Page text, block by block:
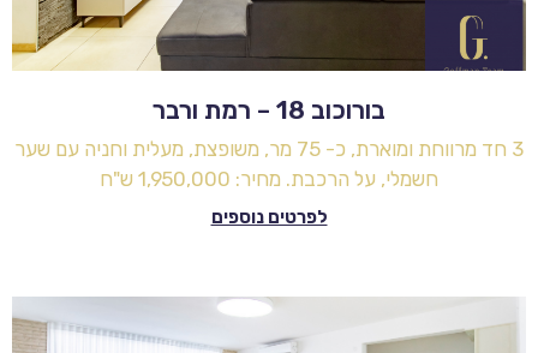
בורוכוב 18 – רמת ורבר
3 חד מרווחת ומוארת, כ- 75 מר, משופצת, מעלית וחניה עם שער
חשמלי, על הרכבת. מחיר: 1,950,000 ש"ח
לפרטים נוספים